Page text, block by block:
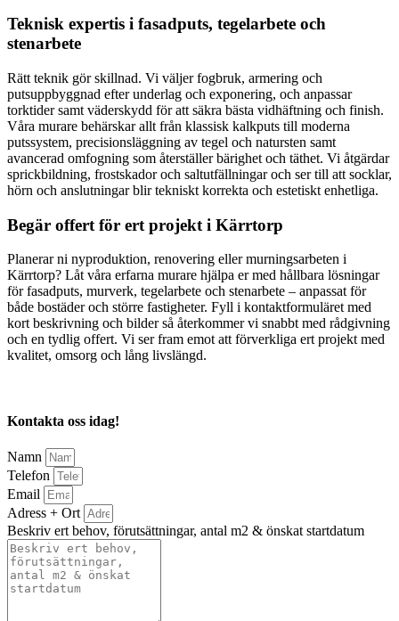
Teknisk expertis i fasadputs, tegelarbete och
stenarbete
Rätt teknik gör skillnad. Vi väljer fogbruk, armering och
putsuppbyggnad efter underlag och exponering, och anpassar
torktider samt väderskydd för att säkra bästa vidhäftning och finish.
Våra murare behärskar allt från klassisk kalkputs till moderna
putssystem, precisionsläggning av tegel och natursten samt
avancerad omfogning som återställer bärighet och täthet. Vi åtgärdar
sprickbildning, frostskador och saltutfällningar och ser till att socklar,
hörn och anslutningar blir tekniskt korrekta och estetiskt enhetliga.
Begär offert för ert projekt i Kärrtorp
Planerar ni nyproduktion, renovering eller murningsarbeten i
Kärrtorp? Låt våra erfarna murare hjälpa er med hållbara lösningar
för fasadputs, murverk, tegelarbete och stenarbete – anpassat för
både bostäder och större fastigheter. Fyll i kontaktformuläret med
kort beskrivning och bilder så återkommer vi snabbt med rådgivning
och en tydlig offert. Vi ser fram emot att förverkliga ert projekt med
kvalitet, omsorg och lång livslängd.
Kontakta oss idag!
Namn
Telefon
Email
Adress + Ort
Beskriv ert behov, förutsättningar, antal m2 & önskat startdatum